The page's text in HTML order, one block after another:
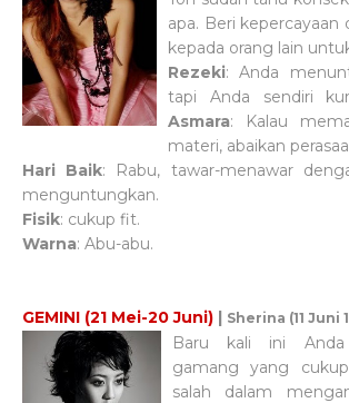
apa. Beri kepercayaan
kepada orang lain
Rezeki: Anda
tapi Anda sendiri
Asmara: Kalau
materi, abaikan
Hari Baik: Rabu, tawar-menawar
menguntungkan.
Fisik: cukup fit.
Warna: Abu-abu.
GEMINI (21 Mei-20 Juni) | Sherina (11 Juni
Baru kali ini Anda
gamang yang
salah dalam